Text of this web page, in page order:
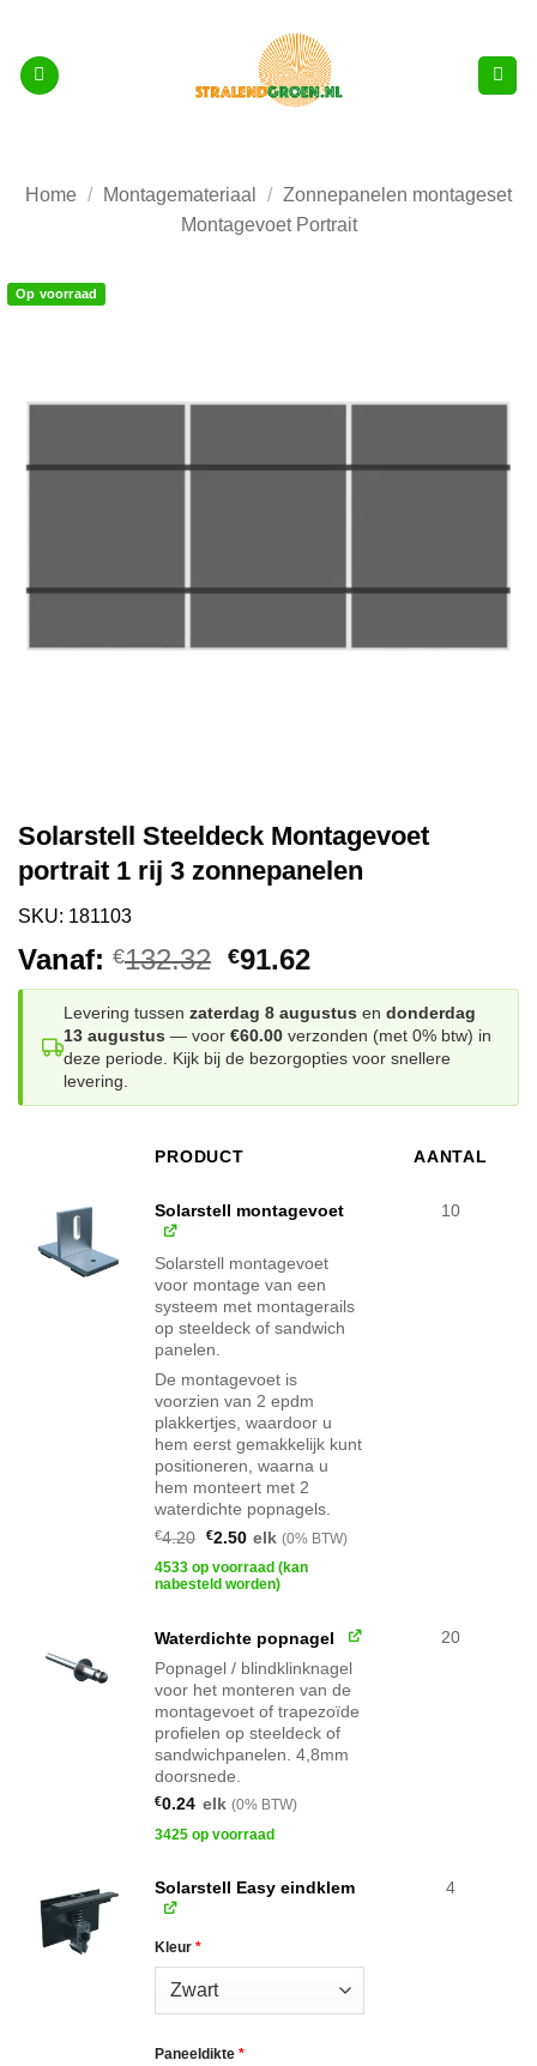
inhoud
Home / Montagemateriaal / Zonnepanelen montageset
Montagevoet Portrait
Op voorraad
Solarstell Steeldeck Montagevoet
portrait 1 rij 3 zonnepanelen
SKU: 181103
Vanaf: €132.32 Oorspronkelijke
prijs
was:
€132.32.
€91.62Huidige
prijs
is:
€91.62.
Levering tussen zaterdag 8 augustus en donderdag
13 augustus — voor €60.00 verzonden (met 0% btw) in
deze periode. Kijk bij de bezorgopties voor snellere
levering.
PRODUCT AANTAL
Solarstell montagevoet
Solarstell montagevoet
voor montage van een
systeem met montagerails
op steeldeck of sandwich
panelen.
De montagevoet is
voorzien van 2 epdm
plakkertjes, waardoor u
hem eerst gemakkelijk kunt
positioneren, waarna u
hem monteert met 2
waterdichte popnagels.
€4.20 Oorspronkelijke
was:
€4.20.
€2.50Huidige
is:
€2.50.
elk (0% BTW)
4533 op voorraad (kan
nabesteld worden)
10
Waterdichte popnagel
Popnagel / blindklinknagel
voor het monteren van de
montagevoet of trapezoïde
profielen op steeldeck of
sandwichpanelen. 4,8mm
doorsnede.
€0.24 elk (0% BTW)
3425 op voorraad
20
Solarstell Easy eindklem
Kleur*
Paneeldikte*
4